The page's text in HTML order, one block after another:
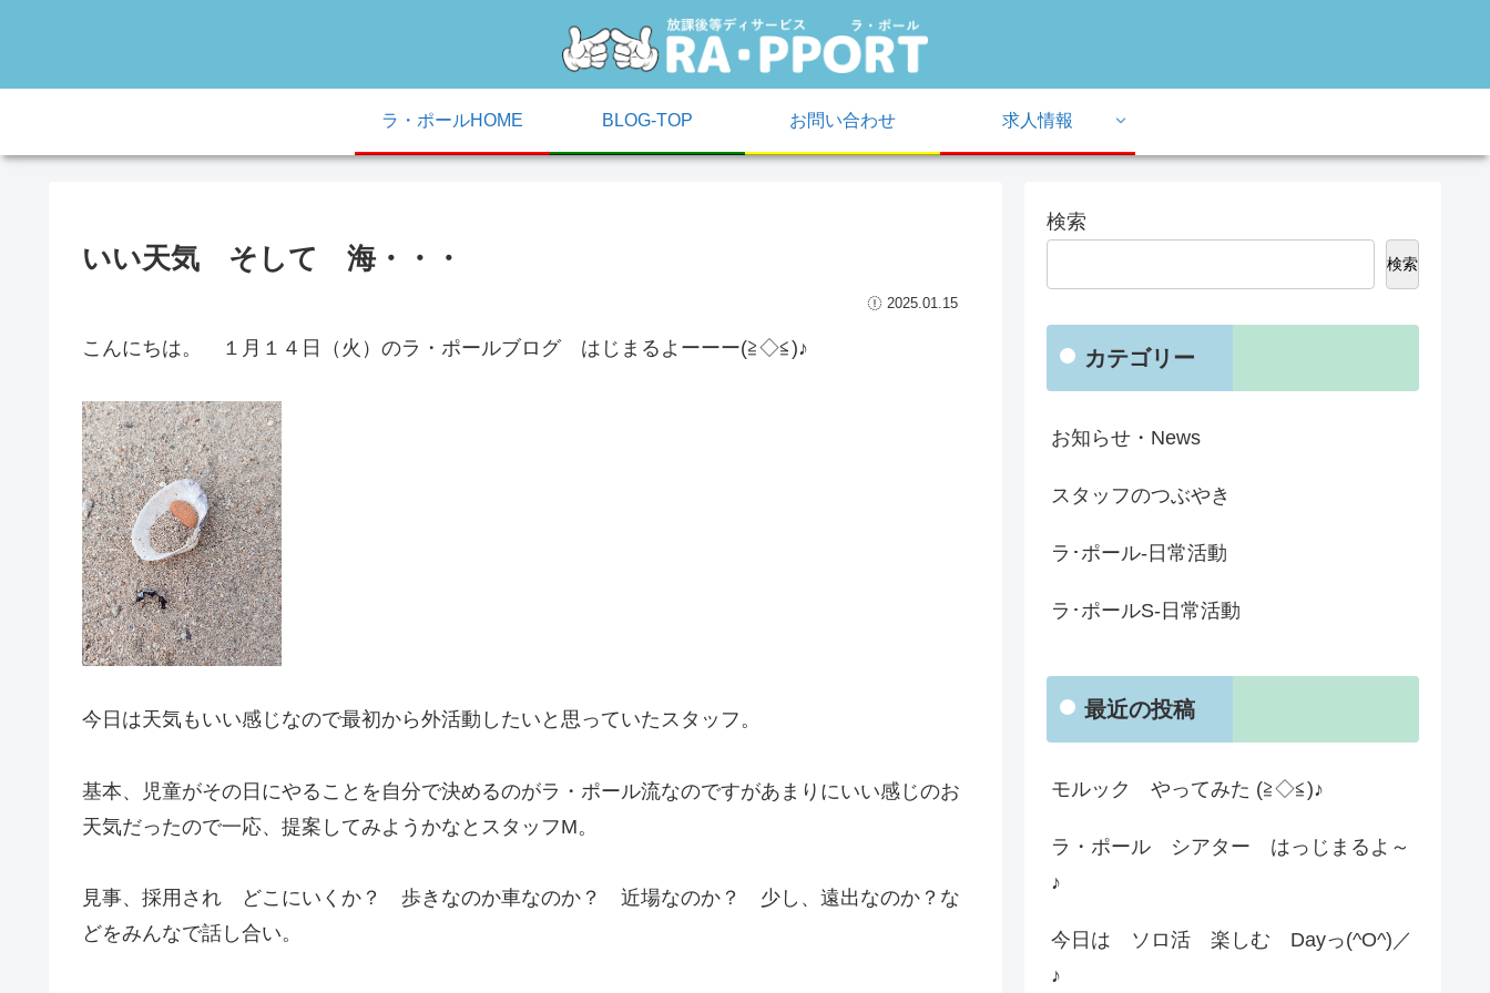
ラ・ポールHOME BLOG-TOP お問い合わせ 求人情報
いい天気 そして 海・・・
2025.01.15
こんにちは。 １月１４日（火）のラ・ポールブログ はじまるよーーー(≧◇≦)♪
今日は天気もいい感じなので最初から外活動したいと思っていたスタッフ。
基本、児童がその日にやることを自分で決めるのがラ・ポール流なのですがあまりにいい感じのお
天気だったので一応、提案してみようかなとスタッフM。
見事、採用され どこにいくか？ 歩きなのか車なのか？ 近場なのか？ 少し、遠出なのか？な
どをみんなで話し合い。
検索
検索
カテゴリー
お知らせ・News
スタッフのつぶやき
ラ･ポール-日常活動
ラ･ポールS-日常活動
最近の投稿
モルック やってみた (≧◇≦)♪
ラ・ポール シアター はっじまるよ～
♪
今日は ソロ活 楽しむ Dayっ(^O^)／
♪